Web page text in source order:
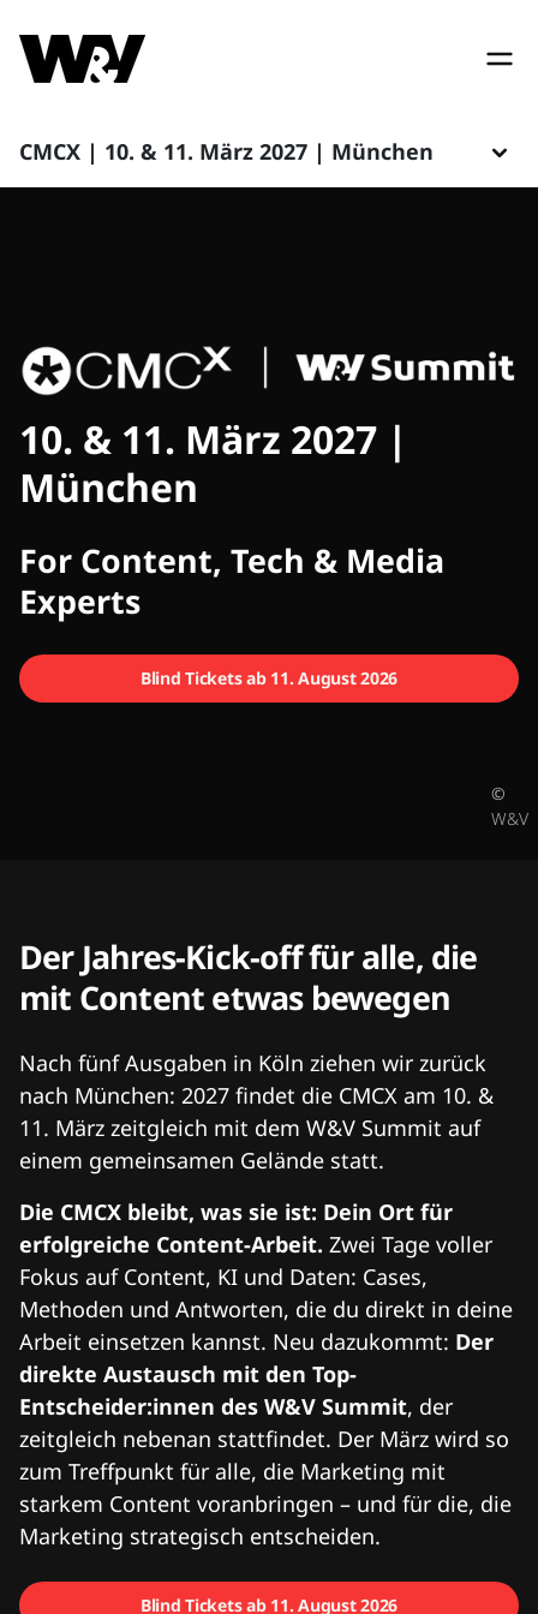
CMCX | 10. & 11. März 2027 | München
CMCX
10. & 11. März 2027 |
München
For Content, Tech & Media
Experts
Blind Tickets ab 11. August 2026
©
W&V
Der Jahres-Kick-off für alle, die
mit Content etwas bewegen
Nach fünf Ausgaben in Köln ziehen wir zurück
nach München: 2027 findet die CMCX am 10. &
11. März zeitgleich mit dem W&V Summit auf
einem gemeinsamen Gelände statt.
Die CMCX bleibt, was sie ist: Dein Ort für
erfolgreiche Content-Arbeit. Zwei Tage voller
Fokus auf Content, KI und Daten: Cases,
Methoden und Antworten, die du direkt in deine
Arbeit einsetzen kannst. Neu dazukommt: Der
direkte Austausch mit den Top-
Entscheider:innen des W&V Summit, der
zeitgleich nebenan stattfindet. Der März wird so
zum Treffpunkt für alle, die Marketing mit
starkem Content voranbringen – und für die, die
Marketing strategisch entscheiden.
Blind Tickets ab 11. August 2026